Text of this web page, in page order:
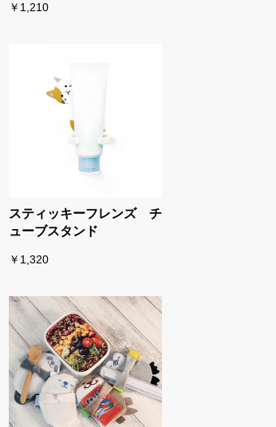
￥1,210
スティッキーフレンズ チ
ューブスタンド
￥1,320